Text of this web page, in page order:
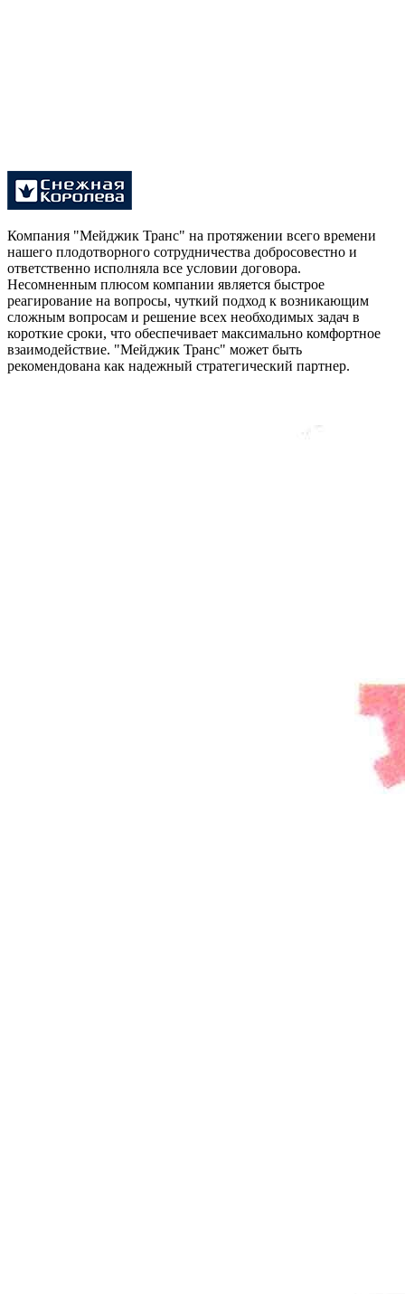
Компания "Мейджик Транс" на протяжении всего времени
нашего плодотворного сотрудничества добросовестно и
ответственно исполняла все условии договора.
Несомненным плюсом компании является быстрое
реагирование на вопросы, чуткий подход к возникающим
сложным вопросам и решение всех необходимых задач в
короткие сроки, что обеспечивает максимально комфортное
взаимодействие. "Мейджик Транс" может быть
рекомендована как надежный стратегический партнер.